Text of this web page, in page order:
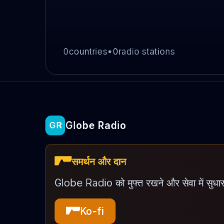
0countries• 0radio stations
GR Globe Radio
समर्थन और दान
Globe Radio को मुफ्त रखने और सेवा में सुधार
Ko-fi